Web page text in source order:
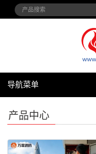
导航菜单
产品中心